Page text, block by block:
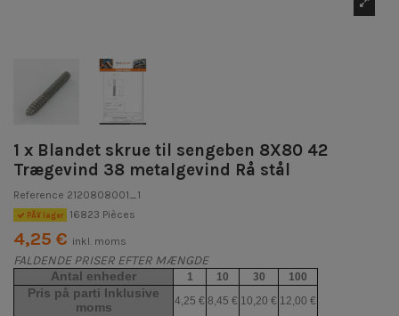
1 x Blandet skrue til sengeben 8X80 42
Trægevind 38 metalgevind Rå stål
Reference 2120808001_1
PÃ¥ lager 16823 Pièces
4,25 € inkl. moms
FALDENDE PRISER EFTER MÆNGDE
Antal enheder 1 10 30 100
Pris på parti Inklusive
moms
4,25 € 8,45 € 10,20 € 12,00 €